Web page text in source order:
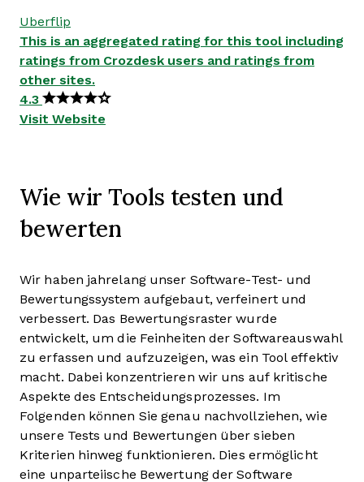
Uberflip
This is an aggregated rating for this tool including
ratings from Crozdesk users and ratings from
other sites.
4.3
Visit Website
Wie wir Tools testen und
bewerten
Wir haben jahrelang unser Software-Test- und
Bewertungssystem aufgebaut, verfeinert und
verbessert. Das Bewertungsraster wurde
entwickelt, um die Feinheiten der Softwareauswahl
zu erfassen und aufzuzeigen, was ein Tool effektiv
macht. Dabei konzentrieren wir uns auf kritische
Aspekte des Entscheidungsprozesses. Im
Folgenden können Sie genau nachvollziehen, wie
unsere Tests und Bewertungen über sieben
Kriterien hinweg funktionieren. Dies ermöglicht
eine unparteiische Bewertung der Software